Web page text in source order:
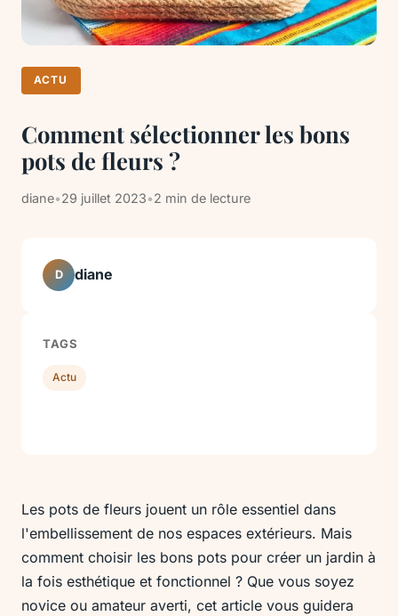
ACTU
Comment sélectionner les bons
pots de fleurs ?
diane•29 juillet 2023•2 min de lecture
Les pots de fleurs jouent un rôle essentiel dans
l'embellissement de nos espaces extérieurs. Mais
comment choisir les bons pots pour créer un jardin à
la fois esthétique et fonctionnel ? Que vous soyez
novice ou amateur averti, cet article vous guidera
D diane
TAGS
Actu